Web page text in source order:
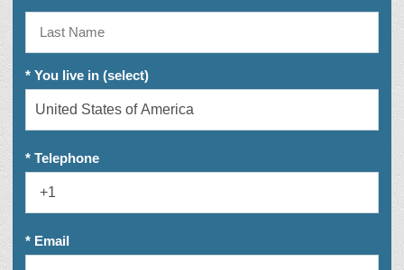
* You live in (select)
* Telephone
* Email